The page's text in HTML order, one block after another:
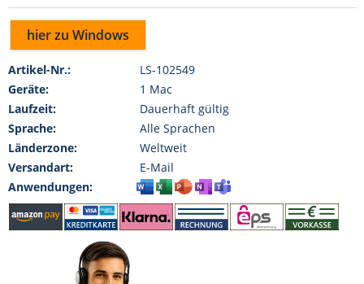
hier zu Windows
Artikel-Nr.:
LS-102549
Geräte:
1 Mac
Laufzeit:
Dauerhaft gültig
Sprache:
Alle Sprachen
Länderzone:
Weltweit
Versandart:
E-Mail
Anwendungen: